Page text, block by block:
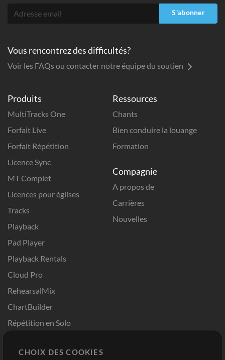
Produits
MultiTracks One
Forfait Live
Forfait Répétition
Licence Sync
MT Complet
Licences pour églises
Tracks
Playback
Pad Player
Playback Rentals
Cloud Pro
RehearsalMix
ChartBuilder
Répétition en Solo
Modèles ProPresenter
Ressources
Chants
Bien conduire la louange
Formation
Compagnie
A propos de
Carrières
Nouvelles
S'abonner
Vous rencontrez des difficultés?
Voir les FAQs ou contacter notre équipe du soutien
CHOIX DES COOKIES